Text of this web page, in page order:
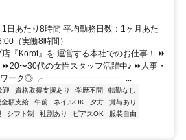
日あたり8時間 平均勤務日数：1ヶ月あた
（実働8時間）
『Korot』を 運営する本社でのお仕事！ ⏩
〜30代の女性スタッフ活躍中♪ ⏩人事・
スワーク◎ ╭━━━━━━━━━━...
迎 資格取得支援あり 学歴不問
転勤なし
全額支給 午前 ネイルOK 夕方
賞与あり
シフト制 社割あり ピアスOK
服装自由